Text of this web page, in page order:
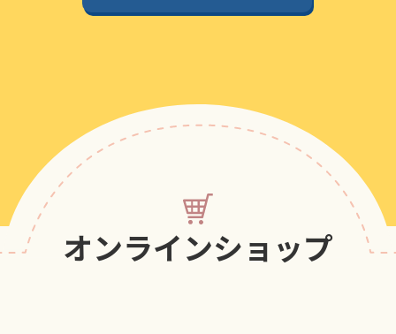
オンラインショップ